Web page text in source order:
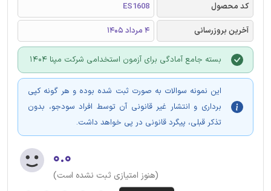
کد محصول
ES1608
آخرین بروزرسانی
4 مرداد 1405
بسته جامع آمادگی برای آزمون استخدامی شرکت مپنا 1404
این نمونه سوالات به صورت ثبت شده بوده و هر گونه کپی
برداری و انتشار غیر قانونی آن توسط افراد سودجو، بدون
تذکر قبلی، پیگرد قانونی در پی خواهد داشت.
۰.۰
(هنوز امتیازی ثبت نشده است)